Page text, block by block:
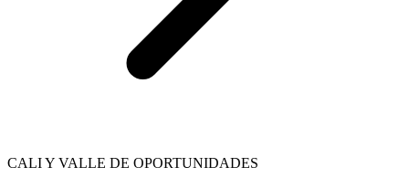
CALI Y VALLE DE OPORTUNIDADES